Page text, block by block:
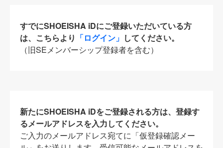
すでにSHOEISHA iDにご登録いただいている方
は、こちらより 「ログイン」 してください。
（旧SEメンバーシップ登録者を含む）
新たにSHOEISHA iDをご登録される方は、登録す
るメールアドレスを入力してください。
ご入力のメールアドレス宛てに「仮登録確認メー